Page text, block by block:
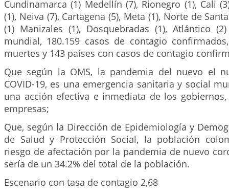
Cundinamarca (1) Medellín (7), Rionegro (1), Cali
(1), Neiva (7), Cartagena (5), Meta (1), Norte de
(1) Manizales (1), Dosquebradas (1), Atlántico
mundial, 180.159 casos de contagio
muertes y 143 países con casos de contagio
Que según la OMS, la pandemia del nuevo el
COVID-19, es una emergencia sanitaria y social
una acción efectiva e inmediata de los
empresas;
Que, según la Dirección de Epidemiología y
de Salud y Protección Social, la población
riesgo de afectación por la pandemia de nuevo
sería de un 34.2% del total de la población.
Escenario con tasa de contagio 2,68